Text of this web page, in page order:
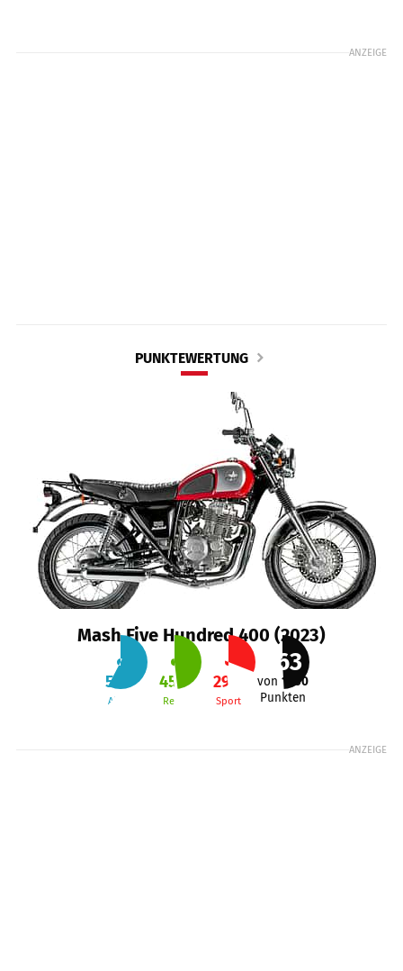
ANZEIGE
PUNKTEWERTUNG
Mash Five Hundred 400 (2023)
54 %
Alltag
45%
Reise
29
Sport
463
von 1000
Punkten
ANZEIGE